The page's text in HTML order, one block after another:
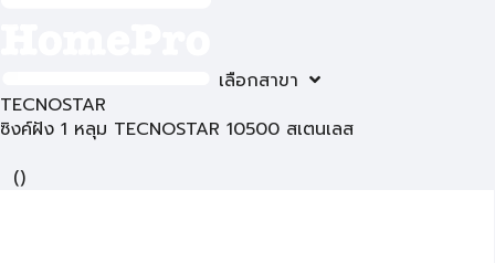
เลือกสาขา
TECNOSTAR
ซิงค์ฝัง 1 หลุม TECNOSTAR 10500 สเตนเลส
()